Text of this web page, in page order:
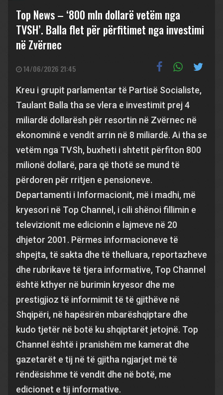
Top News – ‘800 mln dollarë vetëm nga
TVSH’. Balla flet për përfitimet nga investimi
në Zvërnec
14/06/2026 21:45
Kreu i grupit parlamentar të Partisë Socialiste,
Taulant Balla tha se vlera e investimit prej 4
miliardë dollarësh për resortin në Zvërnec në
ekonominë e vendit arrin në 8 miliardë. Ai tha se
vetëm nga TVSh, buxheti i shtetit përfiton 800
milionë dollarë, para që thotë se mund të
përdoren për rritjen e pensioneve.
Departamenti i Informacionit, më i madhi, më
kryesori në Top Channel, i cili shënoi fillimin e
televizionit me edicionin e lajmeve në 20
dhjetor 2001. Përmes informacioneve të
shpejta, të sakta dhe të thelluara, reportazheve
dhe rubrikave të tjera informative, Top Channel
është kthyer në burimin kryesor dhe me
prestigjioz të informimit të të gjithëve në
Shqipëri, në hapësirën mbarëshqiptare dhe
kudo tjetër në botë ku shqiptarët jetojnë. Top
Channel është i pranishëm me kamerat dhe
gazetarët e tij në të gjitha ngjarjet më të
rëndësishme të vendit dhe në botë, me
edicionet e tij informative.